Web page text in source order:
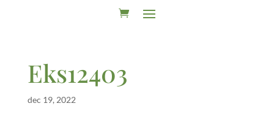
Eks12403
dec 19, 2022